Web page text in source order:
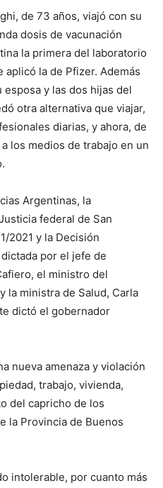
de 73 años, viajó con su
dosis de vacunación
la primera del laboratorio
aplicó la de Pfizer. Además
y las dos hijas del
otra alternativa que viajar,
diarias, y ahora, de
los medios de trabajo en un
Argentinas, la
federal de San
2021 y la Decisión
por el jefe de
el ministro del
la ministra de Salud, Carla
dictó el gobernador
nueva amenaza y violación
trabajo, vivienda,
del capricho de los
la Provincia de Buenos
intolerable, por cuanto más